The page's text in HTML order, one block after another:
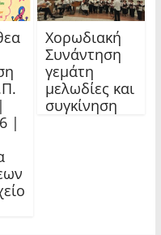
|
Χορωδιακή
Συνάντηση
γεμάτη
μελωδίες και
συγκίνηση